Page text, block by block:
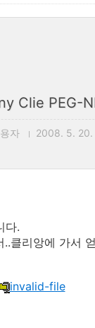
Clie PEG-
자 2008. 5. 20.
다.
클리앙에 가서
invalid-file